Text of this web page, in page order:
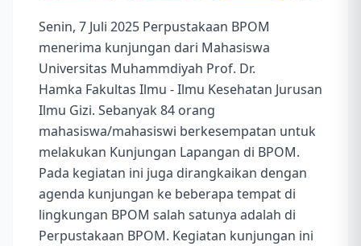
Senin, 7 Juli 2025 Perpustakaan BPOM
menerima kunjungan dari Mahasiswa
Universitas Muhammdiyah Prof. Dr.
Hamka Fakultas Ilmu - Ilmu Kesehatan Jurusan
Ilmu Gizi. Sebanyak 84 orang
mahasiswa/mahasiswi berkesempatan untuk
melakukan Kunjungan Lapangan di BPOM.
Pada kegiatan ini juga dirangkaikan dengan
agenda kunjungan ke beberapa tempat di
lingkungan BPOM salah satunya adalah di
Perpustakaan BPOM. Kegiatan kunjungan ini